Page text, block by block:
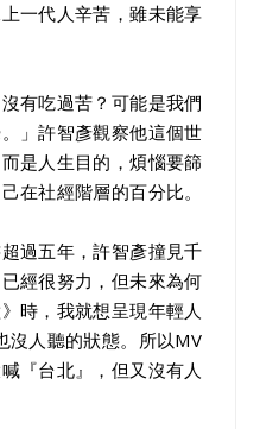
一代人辛苦，雖未能享
有吃過苦？可能是我們
」許智彥觀察他這個世
是人生目的，煩惱要篩
在社經階層的百分比。
過五年，許智彥撞見千
經很努力，但未來為何
時，我就想呈現年輕人
沒人聽的狀態。所以MV
『台北』，但又沒有人